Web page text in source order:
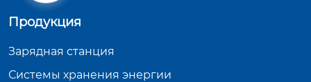
Продукция
Зарядная станция
Системы хранения энергии